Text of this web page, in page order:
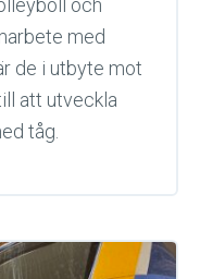
och
med
de i utbyte mot
att utveckla
tåg.